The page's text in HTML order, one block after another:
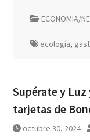
ECONOMIA/
ecología,
Supérate y
tarjetas de
octubre 30, 2024